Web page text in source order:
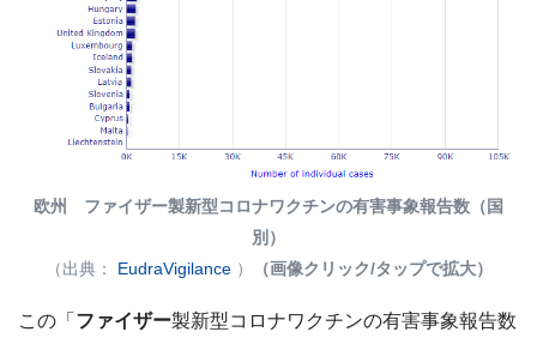
欧州 ファイザー製新型コロナワクチンの有害事象報告数（国
別）
（出典： EudraVigilance ） （画像クリック/タップで拡大）
この「 ファイザー製新型コロナワクチンの有害事象報告数